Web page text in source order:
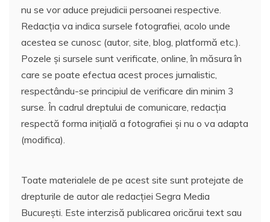
nu se vor aduce prejudicii persoanei respective.
Redacția va indica sursele fotografiei, acolo unde
acestea se cunosc (autor, site, blog, platformă etc.).
Pozele și sursele sunt verificate, online, în măsura în
care se poate efectua acest proces jurnalistic,
respectându-se principiul de verificare din minim 3
surse. În cadrul dreptului de comunicare, redacția
respectă forma inițială a fotografiei și nu o va adapta
(modifica).
Toate materialele de pe acest site sunt protejate de
drepturile de autor ale redacției Segra Media
București. Este interzisă publicarea oricărui text sau